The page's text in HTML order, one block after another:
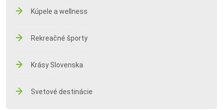
Kúpele a wellness
Rekreačné športy
Krásy Slovenska
Svetové destinácie